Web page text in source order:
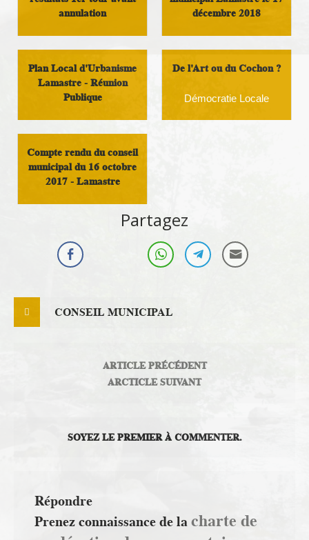
annulation
décembre 2018
Plan Local d'Urbanisme
Lamastre - Réunion
Publique
De l'Art ou du Cochon ?
Démocratie Locale
Compte rendu du conseil
municipal du 16 octobre
2017 - Lamastre
Partagez
CONSEIL MUNICIPAL
ARTICLE PRÉCÉDENT
ARCTICLE SUIVANT
SOYEZ LE PREMIER À COMMENTER.
Répondre
Prenez connaissance de lacharte de